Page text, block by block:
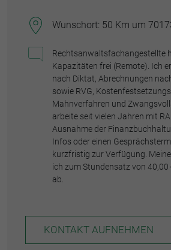
Wunschort: 50 Km um
Rechtsanwaltsfachangestellte
Kapazitäten frei (Remote). Ich
nach Diktat, Abrechnungen
sowie RVG,
Mahnverfahren und
arbeite seit vielen Jahren mit
Ausnahme der
Infos oder einen
kurzfristig zur Verfügung.
ich zum Stundensatz von
ab.
KONTAKT AUFNEHMEN